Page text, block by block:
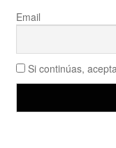
Email
Si continúas,